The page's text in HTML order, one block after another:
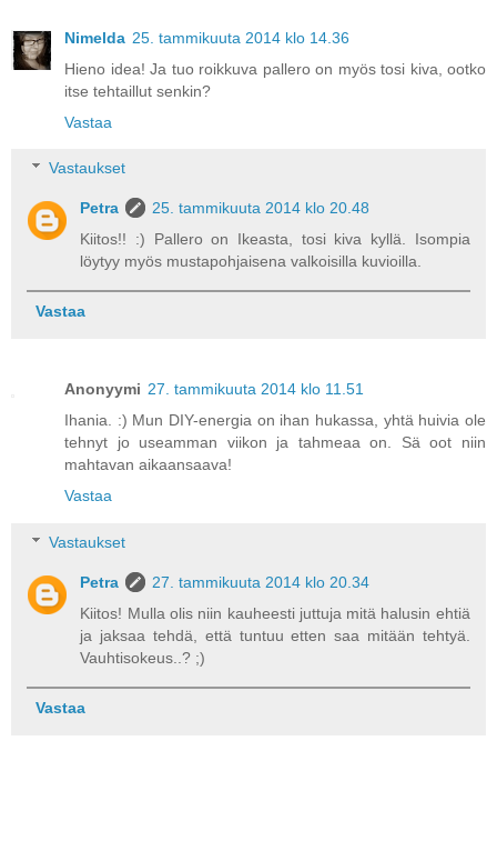
Nimelda 25. tammikuuta 2014 klo 14.36
Hieno idea! Ja tuo roikkuva pallero on myös tosi kiva, ootko
itse tehtaillut senkin?
Vastaa
Vastaukset
Petra
25. tammikuuta 2014 klo 20.48
Kiitos!! :) Pallero on Ikeasta, tosi kiva kyllä. Isompia
löytyy myös mustapohjaisena valkoisilla kuvioilla.
Vastaa
Anonyymi 27. tammikuuta 2014 klo 11.51
Ihania. :) Mun DIY-energia on ihan hukassa, yhtä huivia ole
tehnyt jo useamman viikon ja tahmeaa on. Sä oot niin
mahtavan aikaansaava!
Vastaa
Vastaukset
Petra
27. tammikuuta 2014 klo 20.34
Kiitos! Mulla olis niin kauheesti juttuja mitä halusin ehtiä
ja jaksaa tehdä, että tuntuu etten saa mitään tehtyä.
Vauhtisokeus..? ;)
Vastaa